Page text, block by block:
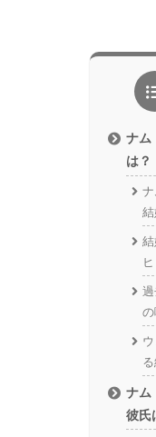
ナム
は？
結
の
ナム
彼氏